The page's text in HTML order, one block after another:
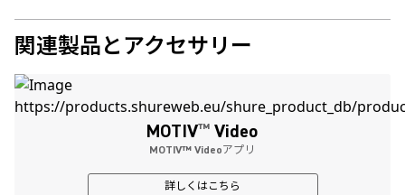
関連製品とアクセサリー
MOTIV™ Video
MOTIV™ Videoアプリ
詳しくはこちら